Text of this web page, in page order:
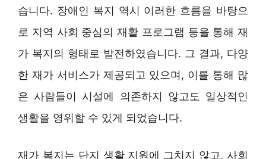
습니다. 장애인 복지 역시 이러한 흐름을 바탕으
로 지역 사회 중심의 재활 프로그램 등을 통해 재
가 복지의 형태로 발전하였습니다. 그 결과, 다양
한 재가 서비스가 제공되고 있으며, 이를 통해 많
은 사람들이 시설에 의존하지 않고도 일상적인
생활을 영위할 수 있게 되었습니다.
재가 복지는 단지 생활 지원에 그치지 않고, 사회